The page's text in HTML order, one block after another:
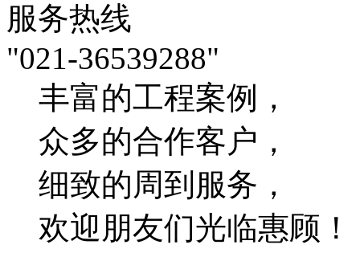
服务热线
"021-36539288"
丰富的工程案例，
众多的合作客户，
细致的周到服务，
欢迎朋友们光临惠顾！